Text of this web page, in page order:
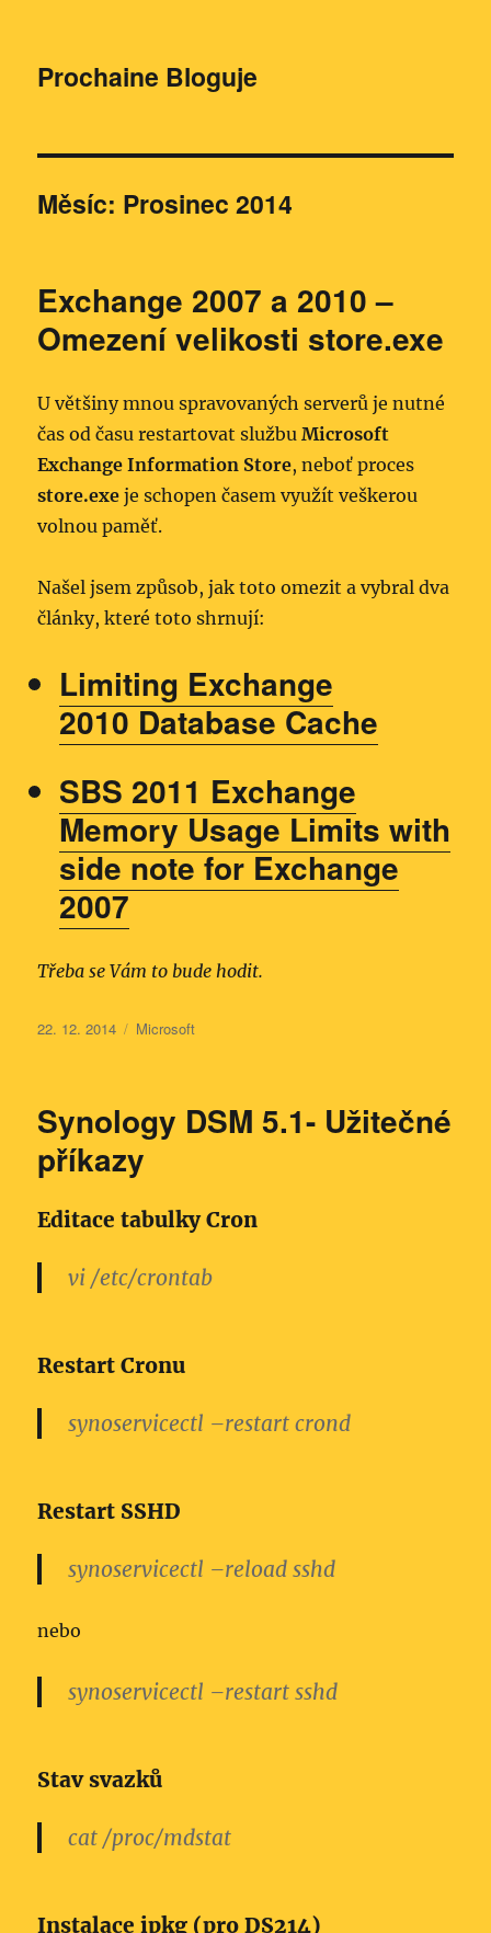
Prochaine Bloguje
Měsíc: Prosinec 2014
Exchange 2007 a 2010 –
Omezení velikosti store.exe
U většiny mnou spravovaných serverů je nutné
čas od času restartovat službuMicrosoft
Exchange Information Store, neboť proces
store.exe je schopen časem využít veškerou
volnou paměť.
Našel jsem způsob, jak toto omezit a vybral dva
články, které toto shrnují:
Limiting Exchange
2010 Database Cache
SBS 2011 Exchange
Memory Usage Limits with
side note for Exchange
2007
Třeba se Vám to bude hodit.
Publikováno:
22. 12. 2014 Rubriky:
Microsoft
Synology DSM 5.1- Užitečné
příkazy
Editace tabulky Cron
vi /etc/crontab
Restart Cronu
synoservicectl –restart crond
Restart SSHD
synoservicectl –reload sshd
nebo
synoservicectl –restart sshd
Stav svazků
cat /proc/mdstat
Instalace ipkg (pro DS214)